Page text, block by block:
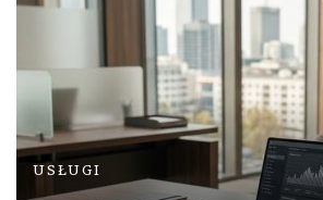
USŁUGI